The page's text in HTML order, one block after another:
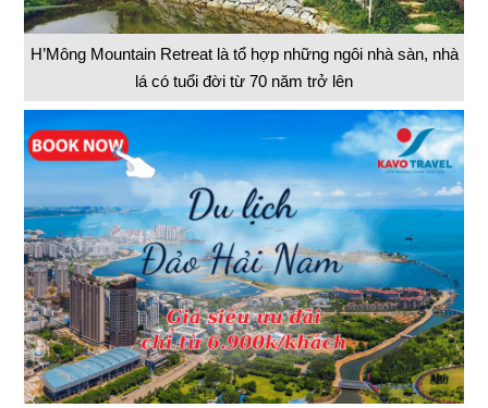
H’Mông Mountain Retreat là tổ hợp những ngôi nhà sàn, nhà
lá có tuổi đời từ 70 năm trở lên